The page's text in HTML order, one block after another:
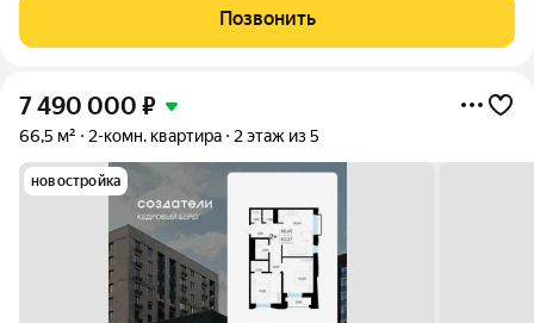
класса высотой от 5 до 25 этажей, собственным детским садом
и благоустроенной набережной.
Позвонить
7 490 000 ₽
66,5 м² 2-комн. квартира 2 этаж из 5
новостройка